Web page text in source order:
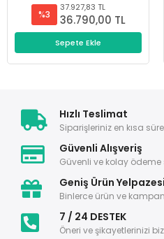
%3
37.927,83 TL
36.790,00 TL
Sepete Ekle
Hızlı Teslimat
Siparişleriniz en kısa
Güvenli Alışveriş
Güvenli ve kolay ödeme
Geniş Ürün Yelpazesi
Binlerce ürün ve
7 / 24 DESTEK
Öneri ve şikayetlerinizi